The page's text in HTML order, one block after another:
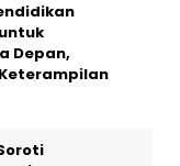
Depan,